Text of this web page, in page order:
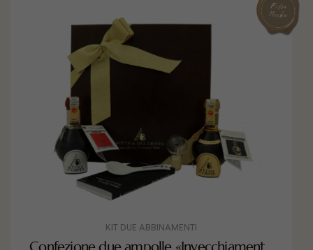
KIT DUE ABBINAMENTI